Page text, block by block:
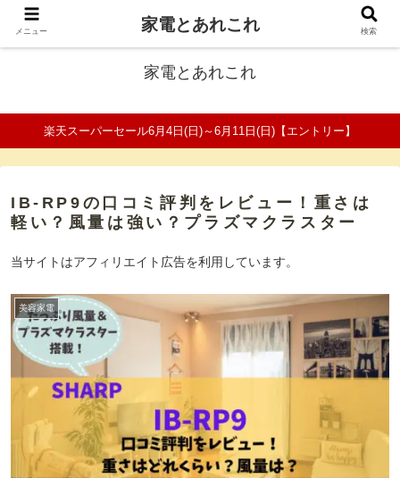
ファミリーの家電口コミ＆比較サイト
家電とあれこれ
楽天スーパーセール6月4日(日)～6月11日(日)【エントリー】
IB-RP9の口コミ評判をレビュー！重さは
軽い？風量は強い？プラズマクラスター
当サイトはアフィリエイト広告を利用しています。
美容家電
メニュー 家電とあれこれ 検索